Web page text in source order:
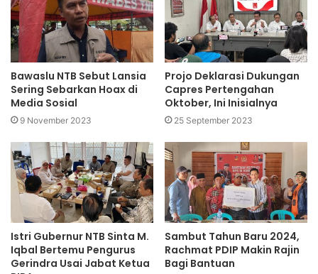
Bawaslu NTB Sebut Lansia
Sering Sebarkan Hoax di
Media Sosial
9 November 2023
Projo Deklarasi Dukungan
Capres Pertengahan
Oktober, Ini Inisialnya
25 September 2023
Istri Gubernur NTB Sinta M.
Iqbal Bertemu Pengurus
Gerindra Usai Jabat Ketua
Sambut Tahun Baru 2024,
Rachmat PDIP Makin Rajin
Bagi Bantuan